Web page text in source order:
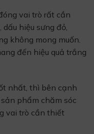
vai trò rất cần
hiệu sưng đỏ,
không mong muốn.
đến hiệu quả trắng
nhất, thì bên cạnh
phẩm chăm sóc
vai trò cần thiết